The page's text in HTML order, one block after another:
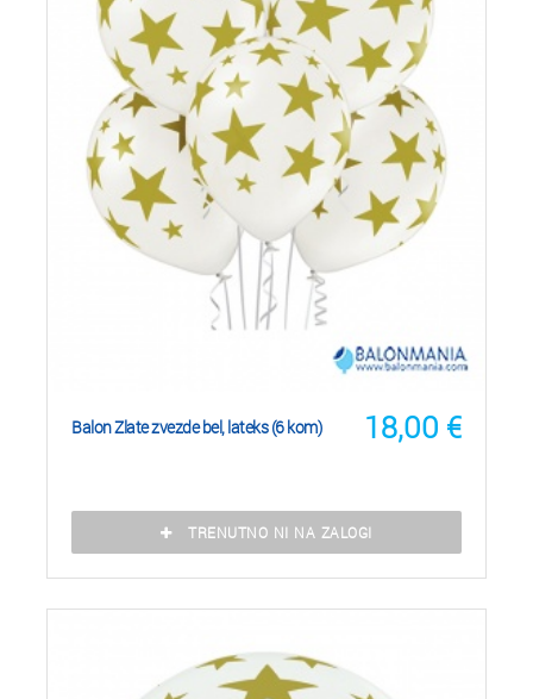
18,00 €
Balon Zlate zvezde bel, lateks (6 kom)
TRENUTNO NI NA ZALOGI